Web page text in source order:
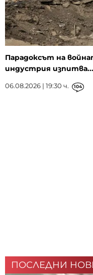
Парадоксът на
индустрия изпитва...
06.08.2026 | 19:30 ч. 104
ПОСЛЕДНИ